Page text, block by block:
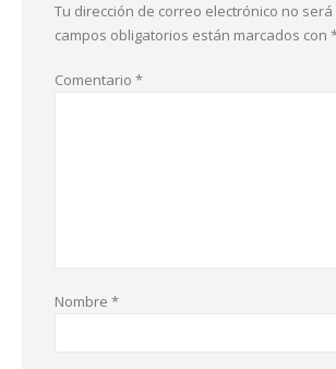
Tu dirección de correo electrónico no
campos obligatorios están marcados con
Comentario *
Nombre *